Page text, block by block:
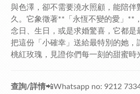
與色澤，卻不需要澆水照顧，能陪伴
久。它象徵著**「永恆不變的愛」**
念日、生日，或是求婚驚喜，它都是
把這份「小確幸」送給最特別的她，
桃紅玫瑰，見證你們每一刻的甜蜜時
查詢/詳情📲Whatsapp no: 9212